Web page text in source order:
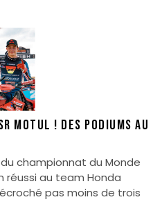
Motul ! Des podiums au
championnat du Monde
réussi au team Honda
pas moins de trois